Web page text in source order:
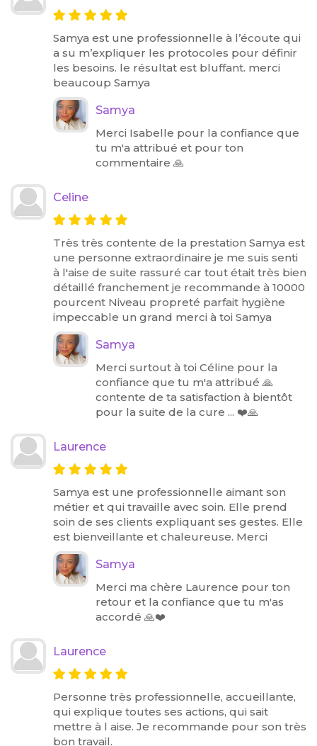
Samya est une professionnelle à l’écoute qui
a su m’expliquer les protocoles pour définir
les besoins. le résultat est bluffant. merci
beaucoup Samya
Samya
Merci Isabelle pour la confiance que
tu m'a attribué et pour ton
commentaire 🙏
Celine
Très très contente de la prestation Samya est
une personne extraordinaire je me suis senti
à l'aise de suite rassuré car tout était très bien
détaillé franchement je recommande à 10000
pourcent Niveau propreté parfait hygiène
impeccable un grand merci à toi Samya
Samya
Merci surtout à toi Céline pour la
confiance que tu m'a attribué 🙏
contente de ta satisfaction à bientôt
pour la suite de la cure ... ❤️🙏
Laurence
Samya est une professionnelle aimant son
métier et qui travaille avec soin. Elle prend
soin de ses clients expliquant ses gestes. Elle
est bienveillante et chaleureuse. Merci
Samya
Merci ma chère Laurence pour ton
retour et la confiance que tu m'as
accordé 🙏❤️
Laurence
Personne très professionnelle, accueillante,
qui explique toutes ses actions, qui sait
mettre à l aise. Je recommande pour son très
bon travail.